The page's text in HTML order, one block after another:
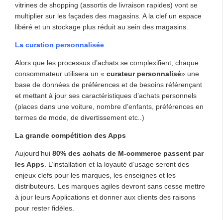
vitrines de shopping (assortis de livraison rapides) vont se
multiplier sur les façades des magasins. A la clef un espace
libéré et un stockage plus réduit au sein des magasins.
La curation personnalisée
Alors que les processus d’achats se complexifient, chaque
consommateur utilisera un « curateur personnalisé» une
base de données de préférences et de besoins référençant
et mettant à jour ses caractéristiques d’achats personnels
(places dans une voiture, nombre d’enfants, préférences en
termes de mode, de divertissement etc..)
La grande compétition des Apps
Aujourd’hui 80% des achats de M-commerce passent par
les Apps . L’installation et la loyauté d’usage seront des
enjeux clefs pour les marques, les enseignes et les
distributeurs. Les marques agiles devront sans cesse mettre
à jour leurs Applications et donner aux clients des raisons
pour rester fidèles.